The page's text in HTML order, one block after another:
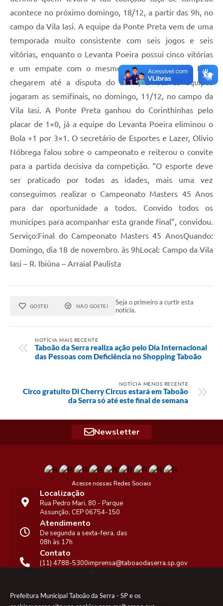
Prefeitura Municipal Taboão da Serra - SP e os
acontece no próximo domingo, 18/12, a partir das 9h, no
campo da Vila Iasi. A equipe da Ponte Preta vem de uma
temporada muito consistente com seis jogos e seis
vitórias, enquanto o Levanta Poeira possui cinco vitórias
e um empate com o mesmo número de jogos. Para
chegarem até a disputa do título, ambas as equipes
jogaram as semifinais, no domingo, 11/12, no campo da
Vila Iasi. A Ponte Preta ganhou do Corinthinhas pelo
placar de 1×0, já a equipe do Levanta Poeira eliminou o
Bola +1 por 3×1. O secretário de Esportes e Lazer, Olívio
Nóbrega falou sobre o campeonato e reiterou o convite
para a partida decisiva da competição. “O esporte deve
ser praticado por todas as idades, mais uma vez
conseguimos realizar o Campeonato Masters 45 Anos
para dar oportunidade a todos. Convido todos os
munícipes para acompanhar esta grande final”, convidou.
Serviço:Final do Campeonato Masters 45 AnosQuando:
Domingo, dia 18 de novembro. às 9hLocal: Campo da Vila
Iasi – R. Ibiúna – Arraial Paulista
GOSTEI NÃO GOSTEI
Seja o primeiro a curtir esta
notícia.
NOTÍCIA MAIS RECENTE
Taboão da Serra realiza ação pelo Dia Internacional
das Pessoas com Deficiência no Shopping Taboão
NOTÍCIA MENOS RECENTE
Circo gratuito Di Cherry Circus estará em Taboão
da Serra só até este final de semana
Newsletter
Acesse nossas Redes Sociais
Localização
Rua Pedro Mari, 80 - Parque
Assunção, CEP 06754-150
Contato
(11) 4788-5300imprensa@taboaodaserra.sp.gov
Atendimento
De segunda a sexta-feira, das
08h às 17h